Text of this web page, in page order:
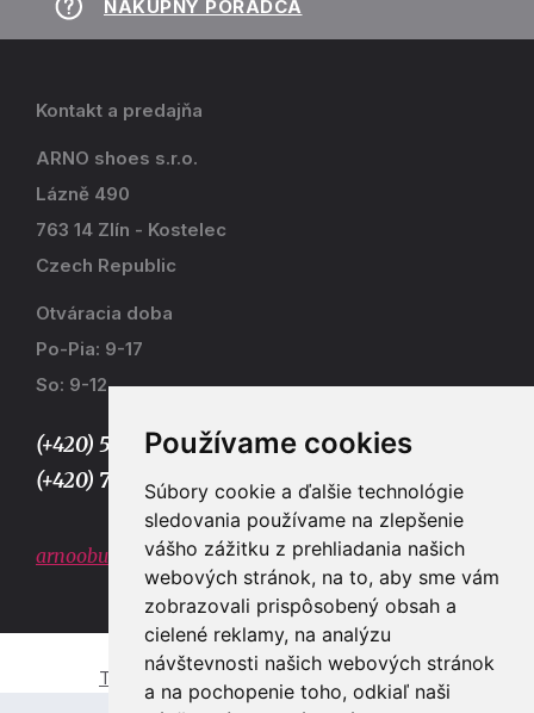
Používame cookies
Súbory cookie a ďalšie technológie
sledovania používame na zlepšenie
vášho zážitku z prehliadania našich
webových stránok, na to, aby sme vám
zobrazovali prispôsobený obsah a
cielené reklamy, na analýzu
návštevnosti našich webových stránok
a na pochopenie toho, odkiaľ naši
NÁKUPNÝ PORADCA
Kontakt a predajňa
ARNO shoes s.r.o.
Lázně 490
763 14 Zlín - Kostelec
Czech Republic
Otváracia doba
Po-Pia: 9-17
So: 9-12
(+420) 577 915 036,
(+420) 773 667 390
arnoobuv@gmail.com
Tvorba e-shopů a webových stránek Zlín